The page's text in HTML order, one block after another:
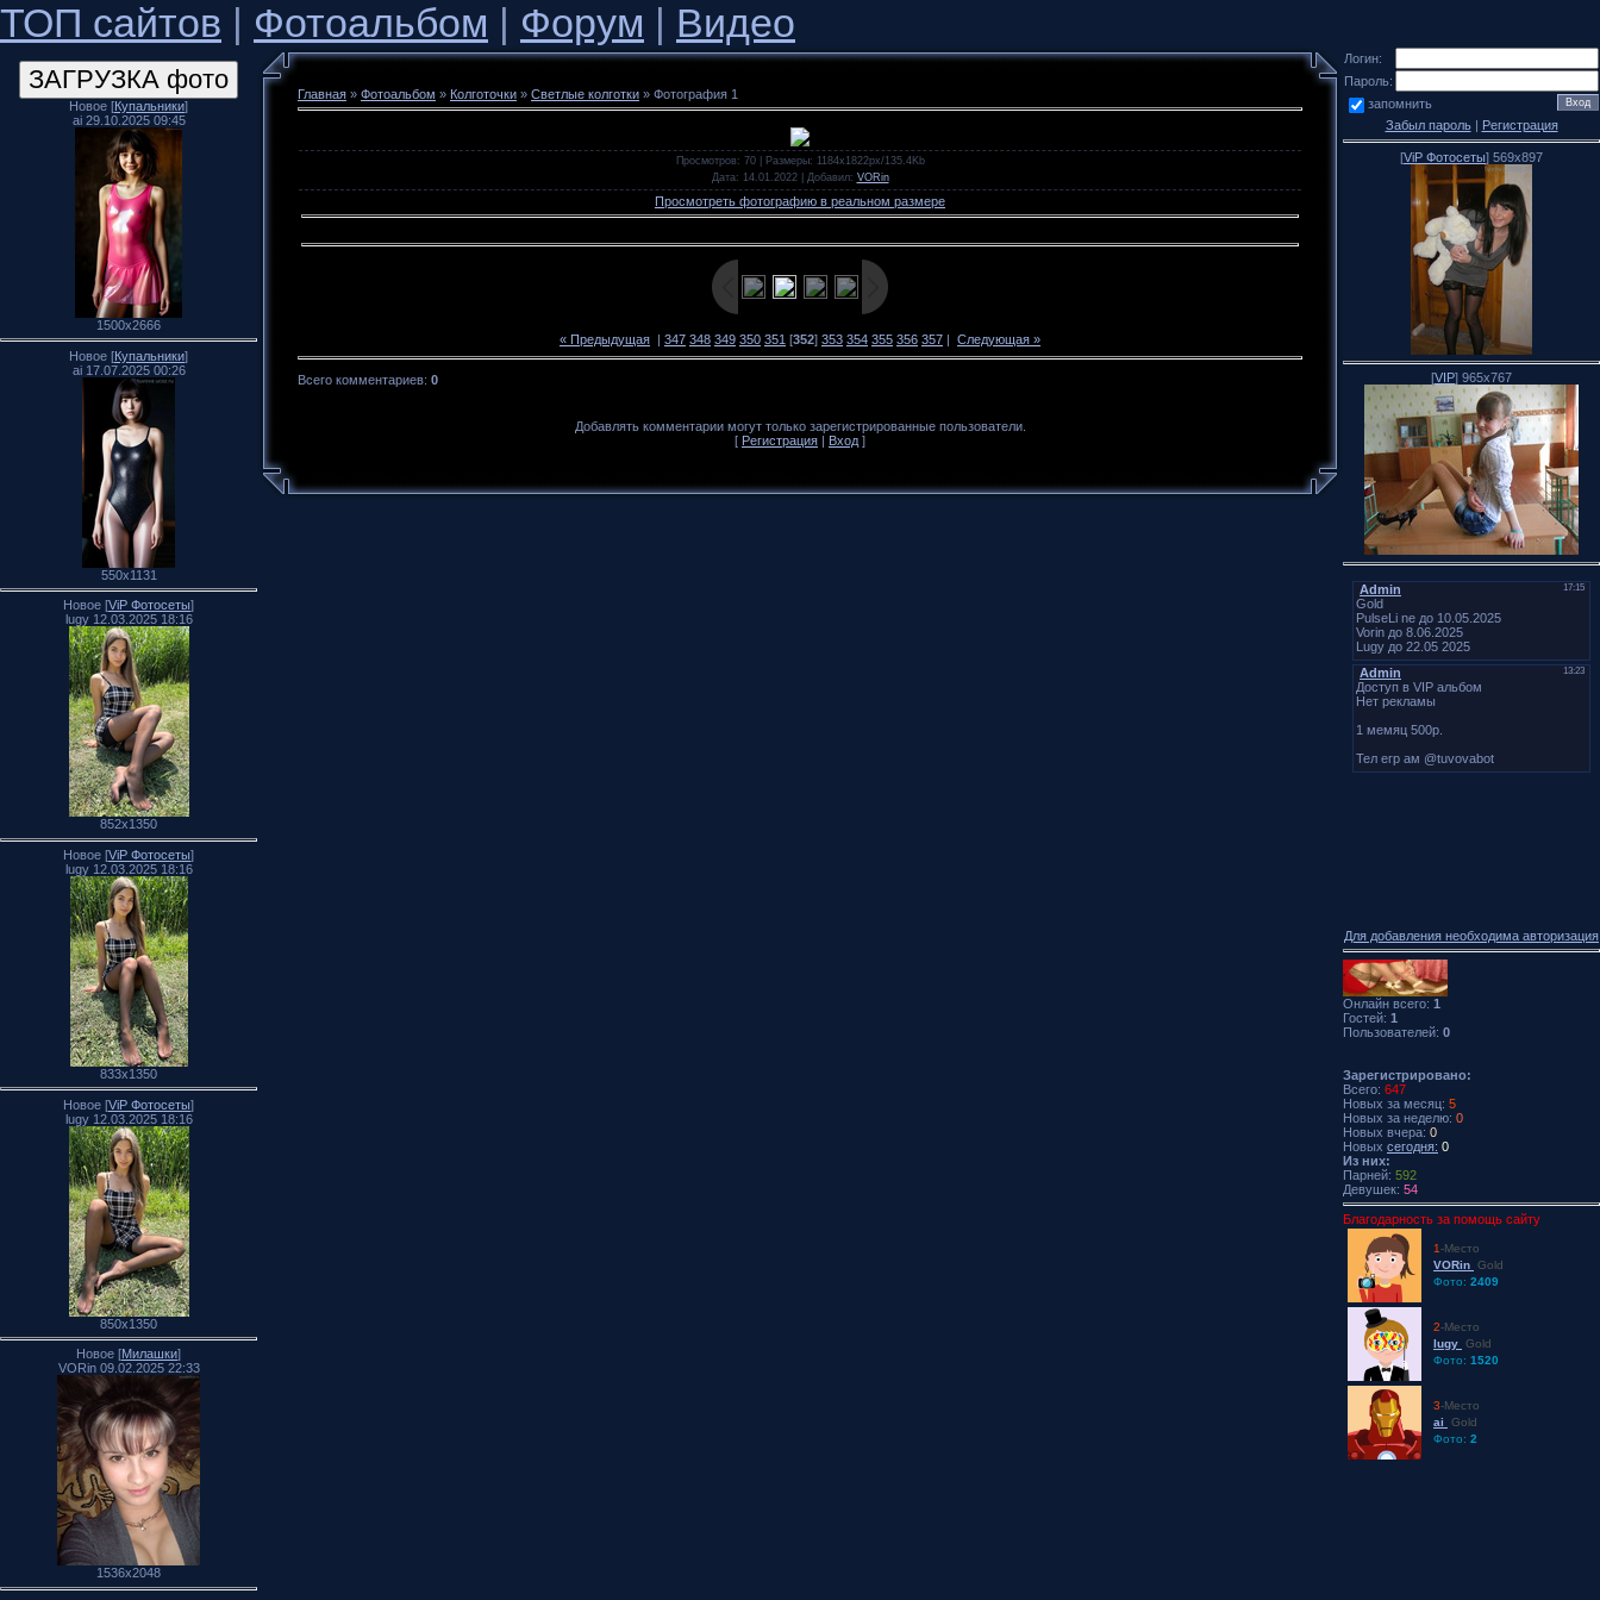
ТОП сайтов | Фотоальбом | Форум | Видео
Новое [Купальники]
ai 29.10.2025 09:45
1500x2666
Новое [Купальники]
ai 17.07.2025 00:26
550x1131
Новое [ViP Фотосеты]
lugy 12.03.2025 18:16
852x1350
Новое [ViP Фотосеты]
lugy 12.03.2025 18:16
833x1350
Новое [ViP Фотосеты]
lugy 12.03.2025 18:16
850x1350
Новое [Милашки]
VORin 09.02.2025 22:33
1536x2048
Главная » Фотоальбом » Колготочки » Светлые колготки » Фотография 1
Просмотров: 70 | Размеры: 1184x1822px/135.4Kb
Дата: 14.01.2022 | Добавил: VORin
Просмотреть фотографию в реальном размере
« Предыдущая | 347 348 349 350 351 [352] 353 354 355 356 357 | Следующая »
Всего комментариев: 0
Добавлять комментарии могут только зарегистрированные пользователи.
[ Регистрация Вход ]
Логин:
Пароль:
запомнить
Забыл пароль| Регистрация
[ViP Фотосеты] 569x897
[VIP] 965x767
Для добавления необходима авторизация
Онлайн всего: 1
Гостей: 1
Пользователей: 0
Зарегистрировано:
Всего: 647
Новых за месяц: 5
Новых за неделю: 0
Новых вчера: 0
Новых сегодня: 0
Из них:
Парней: 592
Девушек: 54
Благодарность за помощь сайту
1-Место
VORin Gold
Фото: 2409
2-Место
lugy Gold
Фото: 1520
3-Место
ai
Gold
Фото: 2